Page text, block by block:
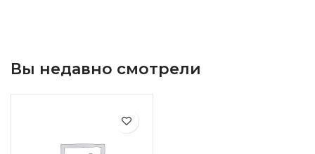
Вы недавно смотрели